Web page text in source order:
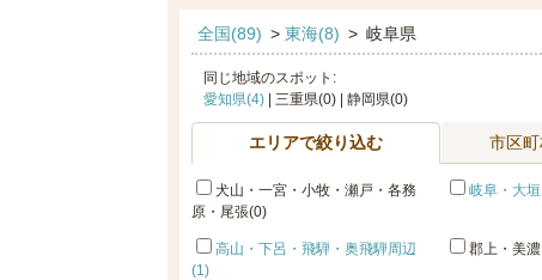
全国(89) > 東海(8) > 岐阜県
同じ地域のスポット:
愛知県(4)| 三重県(0) | 静岡県(0)
エリアで絞り込む 市区
犬山・一宮・小牧・瀬戸・各務
原・尾張(0)
岐阜・大
高山・下呂・飛騨・奥飛騨周辺
(1)
郡上・美